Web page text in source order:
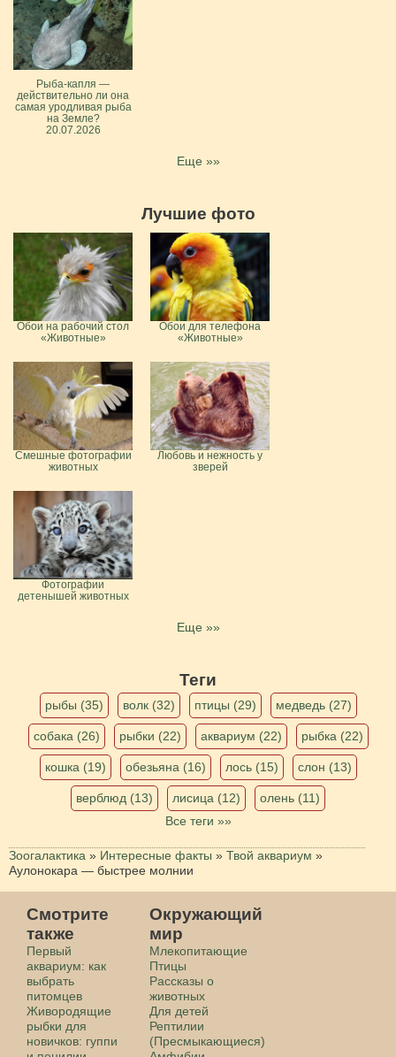
Рыба-капля —
действительно ли она
самая уродливая рыба
на Земле?
20.07.2026
Еще »»
Лучшие фото
Обои на рабочий стол
«Животные»
Обои для телефона
«Животные»
Смешные фотографии
животных
Любовь и нежность у
зверей
Фотографии
детенышей животных
Еще »»
Теги
рыбы (35) волк (32) птицы (29) медведь (27)
собака (26) рыбки (22) аквариум (22) рыбка (22)
кошка (19) обезьяна (16) лось (15) слон (13)
верблюд (13) лисица (12)
олень (11)
Все теги »»
Зоогалактика » Интересные факты » Твой аквариум »
Аулонокара — быстрее молнии
Смотрите
также
Первый
аквариум: как
выбрать
питомцев
Живородящие
рыбки для
новичков: гуппи
Окружающий
мир
Млекопитающие
Птицы
Рассказы о
животных
Для детей
Рептилии
(Пресмыкающиеся)